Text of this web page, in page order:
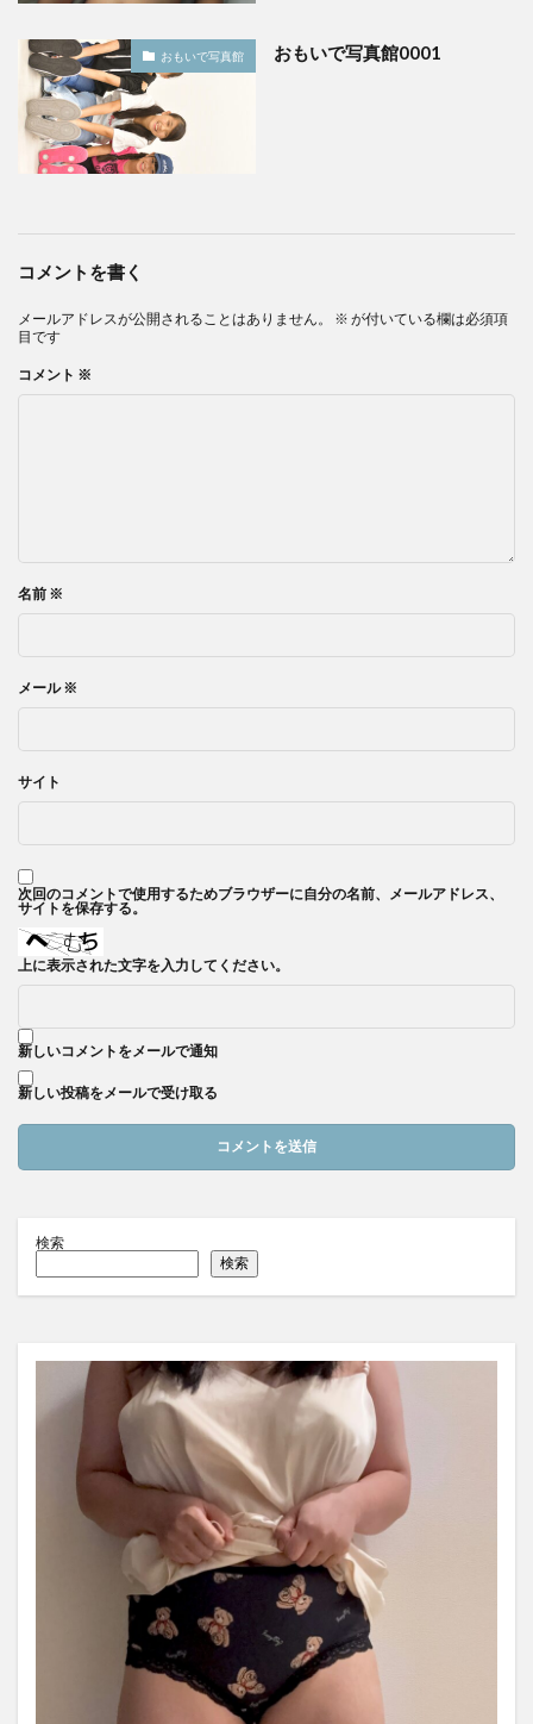
おもいで写真館 おもいで写真館0001
コメントを書く
メールアドレスが公開されることはありません。 ※ が付いている欄は必須項
目です
コメント ※
名前 ※
メール※
サイト
次回のコメントで使用するためブラウザーに自分の名前、メールアドレス、
サイトを保存する。
上に表示された文字を入力してください。
新しいコメントをメールで通知
新しい投稿をメールで受け取る
検索
検索